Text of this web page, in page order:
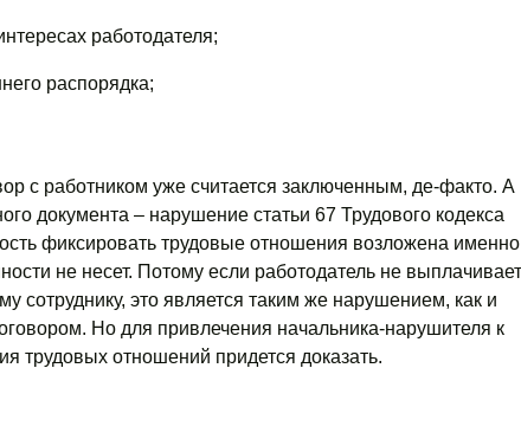
работодателя;
распорядка;
с работником уже считается заключенным, де-факто. А
документа – нарушение статьи 67 Трудового кодекса
фиксировать трудовые отношения возложена именно
не несет. Потому если работодатель не выплачивает
сотруднику, это является таким же нарушением, как и
Но для привлечения начальника-нарушителя к
трудовых отношений придется доказать.